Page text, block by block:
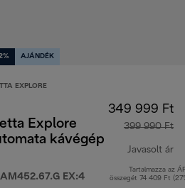
Ft
AJÁNDÉK
EXPLORE
Explore
kávégép
EX:4
349 999 Ft
399 990 Ft
Javasolt ár
Tartalmazza az
összegét 74 409 Ft